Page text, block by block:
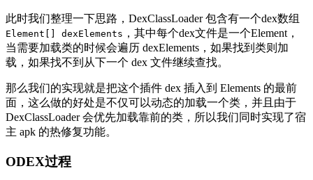
此时我们整理一下思路，DexClassLoader 包含有一个dex数组
Element[] dexElements ，其中每个dex文件是一个Element，
当需要加载类的时候会遍历 dexElements，如果找到类则加
载，如果找不到从下一个 dex 文件继续查找。
那么我们的实现就是把这个插件 dex 插入到 Elements 的最前
面，这么做的好处是不仅可以动态的加载一个类，并且由于
DexClassLoader 会优先加载靠前的类，所以我们同时实现了宿
主 apk 的热修复功能。
ODEX过程